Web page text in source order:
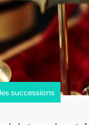
successions